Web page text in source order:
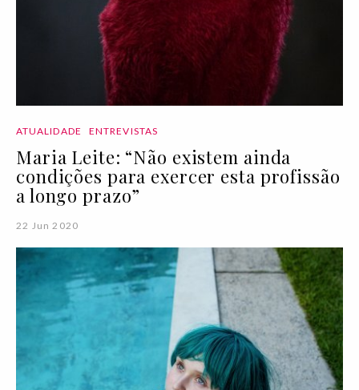
ATUALIDADE ENTREVISTAS
Maria Leite: “Não existem ainda
condições para exercer esta profissão
a longo prazo”
22 Jun 2020